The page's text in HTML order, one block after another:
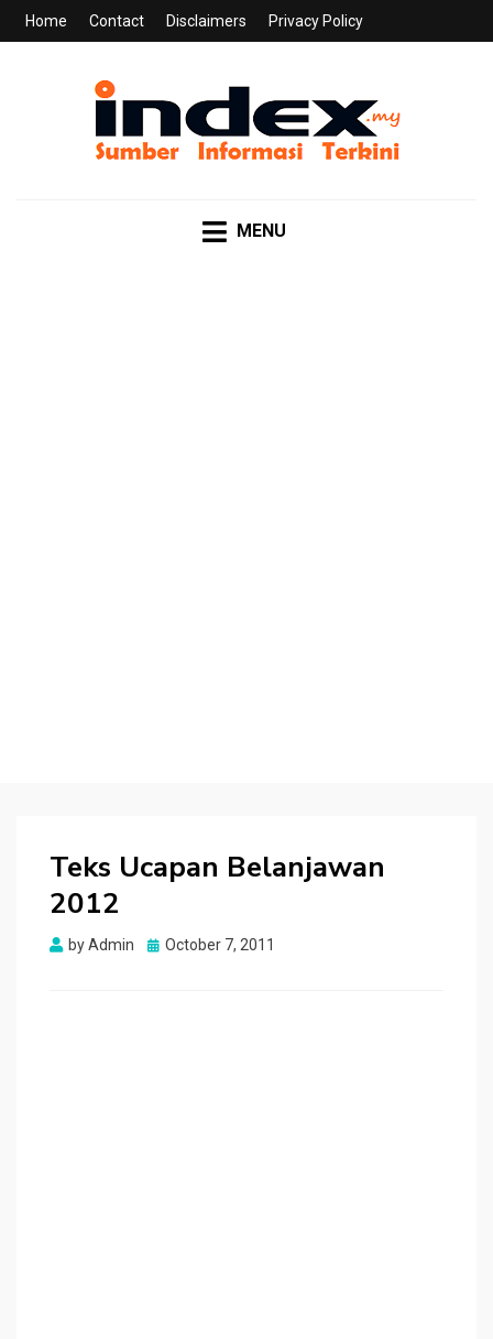
Home Contact Disclaimers Privacy Policy
MENU
Teks Ucapan Belanjawan
2012
byAdmin
Posted
October 7, 2011